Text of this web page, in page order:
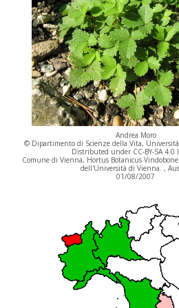
Andrea Moro
© Dipartimento di Scienze della Vita,
Distributed under CC-BY-SA 4.0
Comune di Vienna, Hortus Botanicus
dell'Università di Vienna. ,
01/08/2007